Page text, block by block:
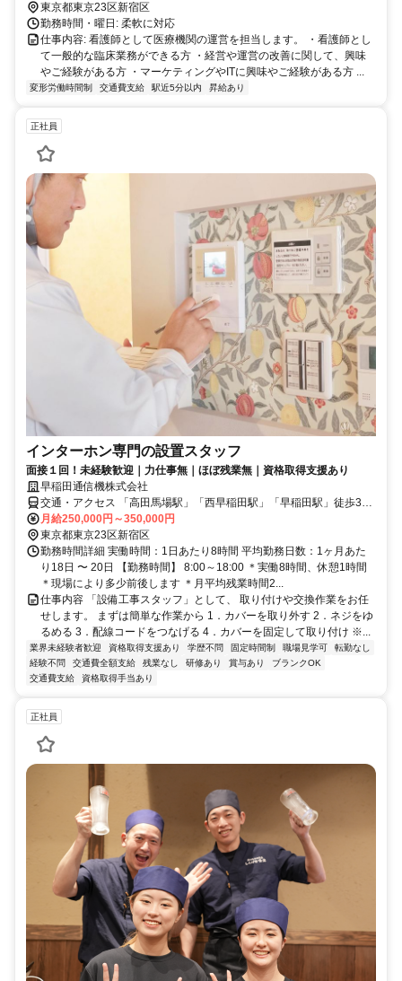
駅 徒歩1分・神保町駅徒歩1分・大島駅徒歩1分 大船駅徒歩8分/車通勤
可 梅郷駅徒歩3分/車通勤可 など
東京都東京23区新宿区
勤務時間・曜日: 柔軟に対応
仕事内容: 看護師として医療機関の運営を担当します。 ・看護師とし
て一般的な臨床業務ができる方 ・経営や運営の改善に関して、興味
やご経験がある方 ・マーケティングやITに興味やご経験がある方 ...
変形労働時間制 交通費支給 駅近5分以内 昇給あり
正社員
インターホン専門の設置スタッフ
面接１回！未経験歓迎｜力仕事無｜ほぼ残業無｜資格取得支援あり
早稲田通信機株式会社
交通・アクセス 「高田馬場駅」「西早稲田駅」「早稲田駅」徒歩3～
10分
月給250,000円～350,000円
東京都東京23区新宿区
勤務時間詳細 実働時間：1日あたり8時間 平均勤務日数：1ヶ月あた
り18日 〜 20日 【勤務時間】 8:00～18:00 ＊実働8時間、休憩1時間
＊現場により多少前後します ＊月平均残業時間2...
仕事内容 「設備工事スタッフ」として、 取り付けや交換作業をお任
せします。 まずは簡単な作業から 1．カバーを取り外す 2．ネジをゆ
るめる 3．配線コードをつなげる 4．カバーを固定して取り付け ※...
業界未経験者歓迎 資格取得支援あり 学歴不問 固定時間制 職場見学可
転勤なし
経験不問
交通費全額支給 残業なし 研修あり 賞与あり
ブランクOK
交通費支給
資格取得手当あり
正社員